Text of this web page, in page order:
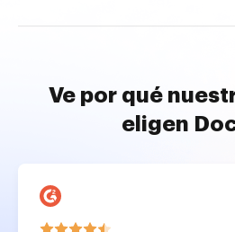
Ve por qué
eligen